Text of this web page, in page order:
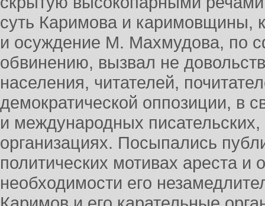
суть Каримова и каримовщины,
и осуждение М. Махмудова, по
обвинению, вызвал не
населения, читателей,
демократической оппозиции, в
и международных
организациях. Посыпались
политических мотивах ареста и
необходимости его